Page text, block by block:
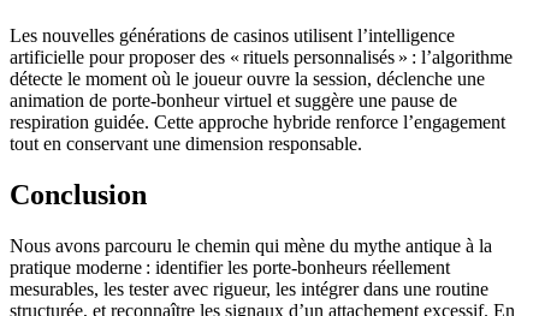
Les nouvelles générations de casinos utilisent l’intelligence
artificielle pour proposer des « rituels personnalisés » : l’algorithme
détecte le moment où le joueur ouvre la session, déclenche une
animation de porte‑bonheur virtuel et suggère une pause de
respiration guidée. Cette approche hybride renforce l’engagement
tout en conservant une dimension responsable.
Conclusion
Nous avons parcouru le chemin qui mène du mythe antique à la
pratique moderne : identifier les porte‑bonheurs réellement
mesurables, les tester avec rigueur, les intégrer dans une routine
structurée, et reconnaître les signaux d’un attachement excessif. En